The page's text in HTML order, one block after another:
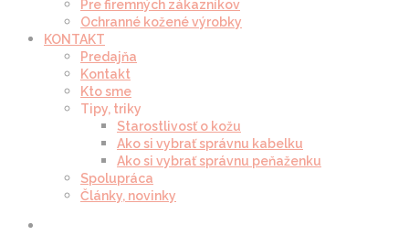
Pre firemných zákazníkov
Ochranné kožené výrobky
KONTAKT
Predajňa
Kontakt
Kto sme
Tipy, triky
Starostlivosť o kožu
Ako si vybrať správnu kabelku
Ako si vybrať správnu peňaženku
Spolupráca
Články, novinky